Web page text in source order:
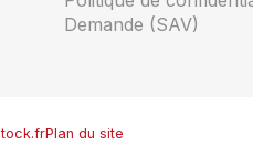
Demande (SAV)
Plan du site